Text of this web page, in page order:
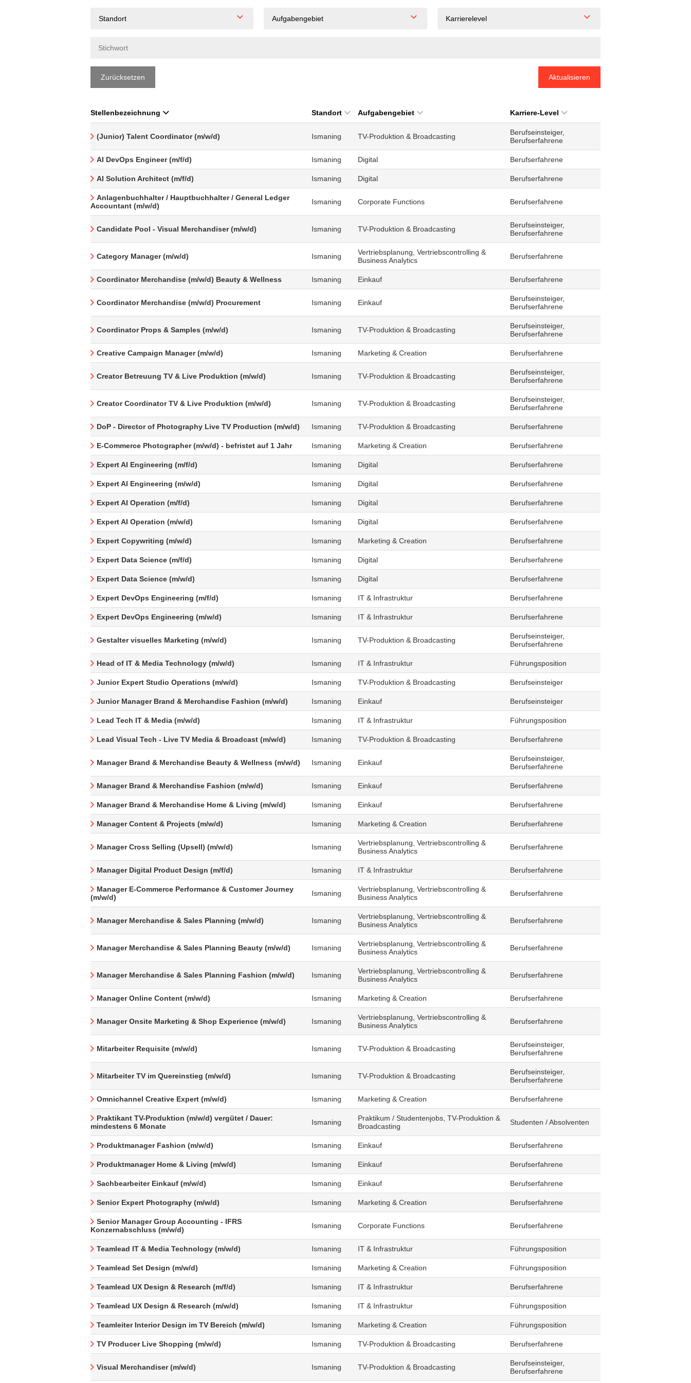
Standort Aufgabengebiet Karrierelevel
Zurücksetzen Aktualisieren
Stellenbezeichnung Standort Aufgabengebiet Karriere-Level
(Junior) Talent Coordinator (m/w/d) Ismaning TV-Produktion & Broadcasting
Berufseinsteiger,
Berufserfahrene
AI DevOps Engineer (m/f/d) Ismaning Digital Berufserfahrene
AI Solution Architect (m/f/d) Ismaning Digital Berufserfahrene
Anlagenbuchhalter / Hauptbuchhalter / General Ledger
Accountant (m/w/d)
Ismaning Corporate Functions Berufserfahrene
Candidate Pool - Visual Merchandiser (m/w/d) Ismaning TV-Produktion & Broadcasting
Berufseinsteiger,
Berufserfahrene
Category Manager (m/w/d) Ismaning
Vertriebsplanung, Vertriebscontrolling &
Business Analytics
Berufserfahrene
Coordinator Merchandise (m/w/d) Beauty & Wellness Ismaning Einkauf Berufserfahrene
Coordinator Merchandise (m/w/d) Procurement Ismaning Einkauf
Berufseinsteiger,
Berufserfahrene
Coordinator Props & Samples (m/w/d) Ismaning TV-Produktion & Broadcasting
Berufseinsteiger,
Berufserfahrene
Creative Campaign Manager (m/w/d) Ismaning Marketing & Creation Berufserfahrene
Creator Betreuung TV & Live Produktion (m/w/d) Ismaning TV-Produktion & Broadcasting
Berufseinsteiger,
Berufserfahrene
Creator Coordinator TV & Live Produktion (m/w/d) Ismaning TV-Produktion & Broadcasting
Berufseinsteiger,
Berufserfahrene
DoP - Director of Photography Live TV Production (m/w/d) Ismaning TV-Produktion & Broadcasting Berufserfahrene
E-Commerce Photographer (m/w/d) - befristet auf 1 Jahr Ismaning Marketing & Creation Berufserfahrene
Expert AI Engineering (m/f/d) Ismaning Digital Berufserfahrene
Expert AI Engineering (m/w/d) Ismaning Digital Berufserfahrene
Expert AI Operation (m/f/d) Ismaning Digital Berufserfahrene
Expert AI Operation (m/w/d) Ismaning Digital Berufserfahrene
Expert Copywriting (m/w/d) Ismaning Marketing & Creation Berufserfahrene
Expert Data Science (m/f/d) Ismaning Digital Berufserfahrene
Expert Data Science (m/w/d) Ismaning Digital Berufserfahrene
Expert DevOps Engineering (m/f/d) Ismaning IT & Infrastruktur Berufserfahrene
Expert DevOps Engineering (m/w/d) Ismaning IT & Infrastruktur Berufserfahrene
Gestalter visuelles Marketing (m/w/d) Ismaning TV-Produktion & Broadcasting
Berufseinsteiger,
Berufserfahrene
Head of IT & Media Technology (m/w/d) Ismaning IT & Infrastruktur Führungsposition
Junior Expert Studio Operations (m/w/d) Ismaning TV-Produktion & Broadcasting Berufseinsteiger
Junior Manager Brand & Merchandise Fashion (m/w/d) Ismaning Einkauf Berufseinsteiger
Lead Tech IT & Media (m/w/d) Ismaning IT & Infrastruktur Führungsposition
Lead Visual Tech - Live TV Media & Broadcast (m/w/d) Ismaning TV-Produktion & Broadcasting Berufserfahrene
Manager Brand & Merchandise Beauty & Wellness (m/w/d) Ismaning Einkauf
Berufseinsteiger,
Berufserfahrene
Manager Brand & Merchandise Fashion (m/w/d) Ismaning Einkauf Berufserfahrene
Manager Brand & Merchandise Home & Living (m/w/d) Ismaning Einkauf Berufserfahrene
Manager Content & Projects (m/w/d) Ismaning Marketing & Creation Berufserfahrene
Manager Cross Selling (Upsell) (m/w/d) Ismaning
Vertriebsplanung, Vertriebscontrolling &
Business Analytics
Berufserfahrene
Manager Digital Product Design (m/f/d) Ismaning IT & Infrastruktur Berufserfahrene
Manager E-Commerce Performance & Customer Journey
(m/w/d)
Ismaning
Vertriebsplanung, Vertriebscontrolling &
Business Analytics
Berufserfahrene
Manager Merchandise & Sales Planning (m/w/d) Ismaning
Vertriebsplanung, Vertriebscontrolling &
Business Analytics
Berufserfahrene
Manager Merchandise & Sales Planning Beauty (m/w/d) Ismaning
Vertriebsplanung, Vertriebscontrolling &
Business Analytics
Berufserfahrene
Manager Merchandise & Sales Planning Fashion (m/w/d) Ismaning
Vertriebsplanung, Vertriebscontrolling &
Business Analytics
Berufserfahrene
Manager Online Content (m/w/d) Ismaning Marketing & Creation Berufserfahrene
Manager Onsite Marketing & Shop Experience (m/w/d) Ismaning
Vertriebsplanung, Vertriebscontrolling &
Business Analytics
Berufserfahrene
Mitarbeiter Requisite (m/w/d) Ismaning TV-Produktion & Broadcasting
Berufseinsteiger,
Berufserfahrene
Mitarbeiter TV im Quereinstieg (m/w/d) Ismaning TV-Produktion & Broadcasting
Berufseinsteiger,
Berufserfahrene
Omnichannel Creative Expert (m/w/d) Ismaning Marketing & Creation Berufserfahrene
Praktikant TV-Produktion (m/w/d) vergütet / Dauer:
mindestens 6 Monate
Ismaning
Praktikum / Studentenjobs, TV-Produktion &
Broadcasting
Studenten / Absolventen
Produktmanager Fashion (m/w/d) Ismaning Einkauf Berufserfahrene
Produktmanager Home & Living (m/w/d) Ismaning Einkauf Berufserfahrene
Sachbearbeiter Einkauf (m/w/d) Ismaning Einkauf Berufserfahrene
Senior Expert Photography (m/w/d) Ismaning Marketing & Creation Berufserfahrene
Senior Manager Group Accounting - IFRS
Konzernabschluss (m/w/d)
Ismaning Corporate Functions Berufserfahrene
Teamlead IT & Media Technology (m/w/d) Ismaning IT & Infrastruktur Führungsposition
Teamlead Set Design (m/w/d) Ismaning Marketing & Creation Führungsposition
Teamlead UX Design & Research (m/f/d) Ismaning IT & Infrastruktur Berufserfahrene
Teamlead UX Design & Research (m/w/d) Ismaning IT & Infrastruktur Führungsposition
Teamleiter Interior Design im TV Bereich (m/w/d) Ismaning Marketing & Creation Führungsposition
TV Producer Live Shopping (m/w/d) Ismaning TV-Produktion & Broadcasting Berufserfahrene
Visual Merchandiser (m/w/d) Ismaning TV-Produktion & Broadcasting
Berufseinsteiger,
Berufserfahrene